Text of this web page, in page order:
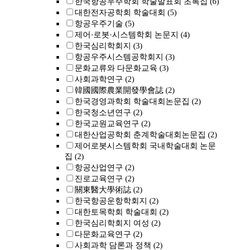
대한전자공학회 학술대회 (5)
항공우주기술 (5)
제어·로봇·시스템학회 논문지 (4)
한국심리학회지 (3)
항공우주시스템공학회지 (3)
문화교류와 다문화교육 (3)
사회과학연구 (2)
韓國國際農業開發學會誌 (2)
한국경영과학회 학술대회논문집 (2)
한국청소년연구 (2)
한국교원교육연구 (2)
대한산업공학회 춘계학술대회논문집 (2)
제어로봇시스템학회 국내학술대회 논문
집 (2)
항공산업연구 (2)
진로교육연구 (2)
關東醫大學術誌 (2)
한국항공운항학회지 (2)
대한토목학회 학술대회 (2)
한국심리학회지 여성 (2)
다문화교육연구 (2)
사회과학 담론과 정책 (2)